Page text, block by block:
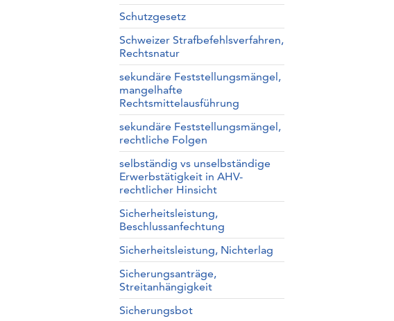
Schutzgesetz
Schweizer Strafbefehlsverfahren,
Rechtsnatur
sekundäre Feststellungsmängel,
mangelhafte
Rechtsmittelausführung
sekundäre Feststellungsmängel,
rechtliche Folgen
selbständig vs unselbständige
Erwerbstätigkeit in AHV-
rechtlicher Hinsicht
Sicherheitsleistung,
Beschlussanfechtung
Sicherheitsleistung, Nichterlag
Sicherungsanträge,
Streitanhängigkeit
Sicherungsbot